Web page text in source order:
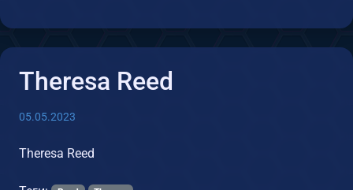
Theresa Reed
05.05.2023
Theresa Reed